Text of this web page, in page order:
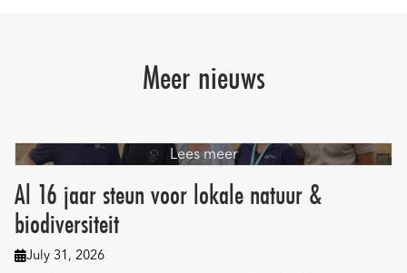
Meer nieuws
Lees meer
Al 16 jaar steun voor lokale natuur &
biodiversiteit
July 31, 2026